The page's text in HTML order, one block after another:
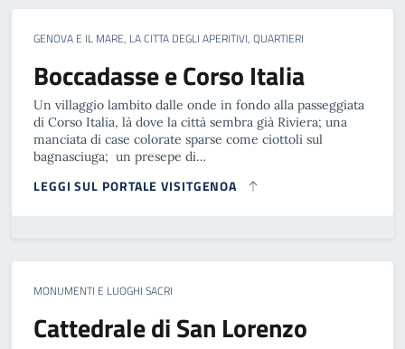
GENOVA E IL MARE, LA CITTA DEGLI APERITIVI, QUARTIERI
Boccadasse e Corso Italia
Un villaggio lambito dalle onde in fondo alla passeggiata
di Corso Italia, là dove la città sembra già Riviera; una
manciata di case colorate sparse come ciottoli sul
bagnasciuga; un presepe di…
LEGGI SUL PORTALE VISITGENOA
MONUMENTI E LUOGHI SACRI
Cattedrale di San Lorenzo